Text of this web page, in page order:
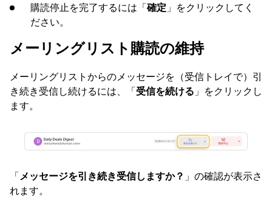
購読停止を完了するには「確定 」をクリックしてく
ださい。
メーリングリスト購読の維持
メーリングリストからのメッセージを（受信トレイで）引
き続き受信し続けるには、「受信を続ける 」をクリックし
ます。
「メッセージを引き続き受信しますか？ 」の確認が表示さ
れます。